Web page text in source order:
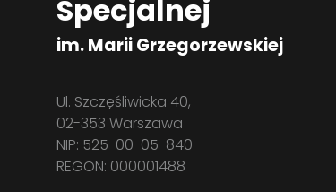
Specjalnej
im. Marii Grzegorzewskiej
Ul. Szczęśliwicka 40,
02-353 Warszawa
NIP: 525-00-05-840
REGON: 000001488